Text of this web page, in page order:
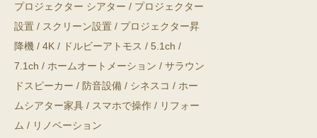
プロジェクター シアター / プロジェクター
設置 / スクリーン設置 / プロジェクター昇
降機 / 4K / ドルビーアトモス / 5.1ch /
7.1ch / ホームオートメーション / サラウン
ドスピーカー / 防音設備 / シネスコ / ホー
ムシアター家具 / スマホで操作 / リフォー
ム / リノベーション